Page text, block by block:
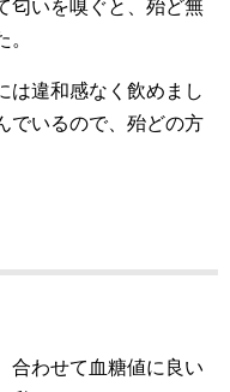
匂いを嗅ぐと、殆ど無
は違和感なく飲めまし
でいるので、殆どの方
合わせて血糖値に良い